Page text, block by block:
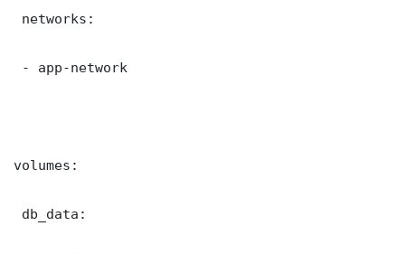
networks:
- app-network
volumes:
db_data: